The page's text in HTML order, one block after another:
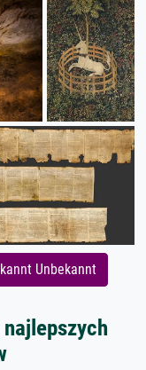
Unbekannt
najlepszych